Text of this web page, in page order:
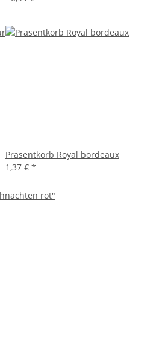
Präsentkorb Royal bordeaux
1,37 € *